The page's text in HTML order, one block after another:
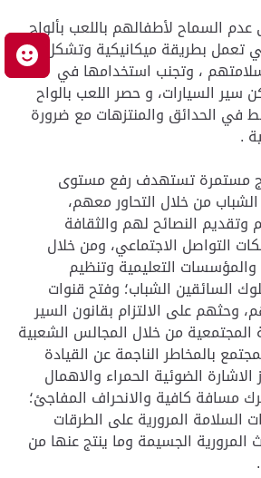
السماح لأطفالهم باللعب بألواح
تعمل بطريقة ميكانيكية وتشكل
، وتجنب استخدامها في
سير السيارات، و حصر اللعب بالواح
في الحدائق والمنتزهات مع ضرورة
.
مستمرة تستهدف رفع مستوى
الشباب من خلال التحاور معهم،
وتقديم النصائح لهم والثقافة
التواصل الاجتماعي، ومن خلال
والمؤسسات التعليمية وتنظيم
السائقين الشباب؛ وفتح قنوات
وحثهم على الالتزام بقانون السير
المجتمعية من خلال المجالس الشعبية
بالمخاطر الناجمة عن القيادة
الضوئية الحمراء والاهمال
مسافة كافية والانحراف المفاجئ؛
السلامة المرورية على الطرقات
المرورية الجسيمة وما ينتج عنها من